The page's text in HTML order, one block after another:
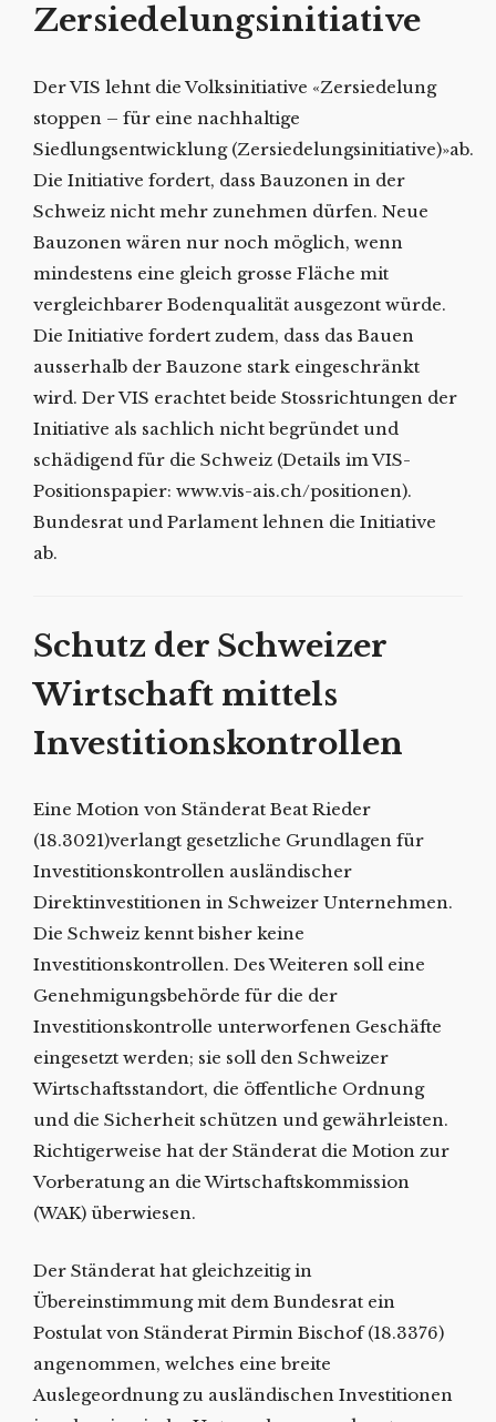
Zersiedelungsinitiative
Der VIS lehnt die Volksinitiative «Zersiedelung
stoppen – für eine nachhaltige
Siedlungsentwicklung (Zersiedelungsinitiative)»ab.
Die Initiative fordert, dass Bauzonen in der
Schweiz nicht mehr zunehmen dürfen. Neue
Bauzonen wären nur noch möglich, wenn
mindestens eine gleich grosse Fläche mit
vergleichbarer Bodenqualität ausgezont würde.
Die Initiative fordert zudem, dass das Bauen
ausserhalb der Bauzone stark eingeschränkt
wird. Der VIS erachtet beide Stossrichtungen der
Initiative als sachlich nicht begründet und
schädigend für die Schweiz (Details im VIS-
Positionspapier: www.vis-ais.ch/positionen).
Bundesrat und Parlament lehnen die Initiative
ab.
Schutz der Schweizer
Wirtschaft mittels
Investitionskontrollen
Eine Motion von Ständerat Beat Rieder
(18.3021)verlangt gesetzliche Grundlagen für
Investitionskontrollen ausländischer
Direktinvestitionen in Schweizer Unternehmen.
Die Schweiz kennt bisher keine
Investitionskontrollen. Des Weiteren soll eine
Genehmigungsbehörde für die der
Investitionskontrolle unterworfenen Geschäfte
eingesetzt werden; sie soll den Schweizer
Wirtschaftsstandort, die öffentliche Ordnung
und die Sicherheit schützen und gewährleisten.
Richtigerweise hat der Ständerat die Motion zur
Vorberatung an die Wirtschaftskommission
(WAK) überwiesen.
Der Ständerat hat gleichzeitig in
Übereinstimmung mit dem Bundesrat ein
Postulat von Ständerat Pirmin Bischof (18.3376)
angenommen, welches eine breite
Auslegeordnung zu ausländischen Investitionen